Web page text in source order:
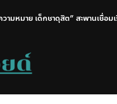
ามหมาย เด็กชาดุสิต” สะพานเชื่อ